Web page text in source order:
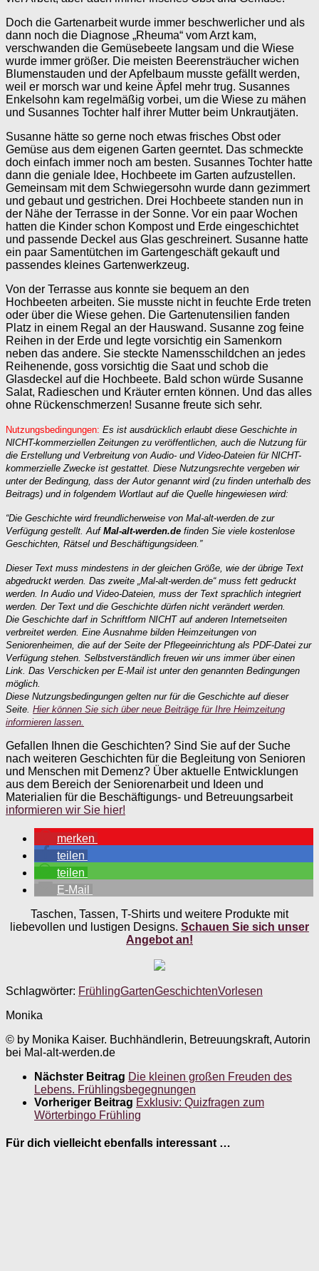
Doch die Gartenarbeit wurde immer beschwerlicher und als
dann noch die Diagnose „Rheuma“ vom Arzt kam,
verschwanden die Gemüsebeete langsam und die Wiese
wurde immer größer. Die meisten Beerensträucher wichen
Blumenstauden und der Apfelbaum musste gefällt werden,
weil er morsch war und keine Äpfel mehr trug. Susannes
Enkelsohn kam regelmäßig vorbei, um die Wiese zu mähen
und Susannes Tochter half ihrer Mutter beim Unkrautjäten.
Susanne hätte so gerne noch etwas frisches Obst oder
Gemüse aus dem eigenen Garten geerntet. Das schmeckte
doch einfach immer noch am besten. Susannes Tochter hatte
dann die geniale Idee, Hochbeete im Garten aufzustellen.
Gemeinsam mit dem Schwiegersohn wurde dann gezimmert
und gebaut und gestrichen. Drei Hochbeete standen nun in
der Nähe der Terrasse in der Sonne. Vor ein paar Wochen
hatten die Kinder schon Kompost und Erde eingeschichtet
und passende Deckel aus Glas geschreinert. Susanne hatte
ein paar Samentütchen im Gartengeschäft gekauft und
passendes kleines Gartenwerkzeug.
Von der Terrasse aus konnte sie bequem an den
Hochbeeten arbeiten. Sie musste nicht in feuchte Erde treten
oder über die Wiese gehen. Die Gartenutensilien fanden
Platz in einem Regal an der Hauswand. Susanne zog feine
Reihen in der Erde und legte vorsichtig ein Samenkorn
neben das andere. Sie steckte Namensschildchen an jedes
Reihenende, goss vorsichtig die Saat und schob die
Glasdeckel auf die Hochbeete. Bald schon würde Susanne
Salat, Radieschen und Kräuter ernten können. Und das alles
ohne Rückenschmerzen! Susanne freute sich sehr.
Nutzungsbedingungen: Es ist ausdrücklich erlaubt diese Geschichte in
NICHT-kommerziellen Zeitungen zu veröffentlichen, auch die Nutzung für
die Erstellung und Verbreitung von Audio- und Video-Dateien für NICHT-
kommerzielle Zwecke ist gestattet. Diese Nutzungsrechte vergeben wir
unter der Bedingung, dass der Autor genannt wird (zu finden unterhalb des
Beitrags) und in folgendem Wortlaut auf die Quelle hingewiesen wird:
“Die Geschichte wird freundlicherweise von Mal-alt-werden.de zur
Verfügung gestellt. Auf Mal-alt-werden.de finden Sie viele kostenlose
Geschichten, Rätsel und Beschäftigungsideen.”
Dieser Text muss mindestens in der gleichen Größe, wie der übrige Text
abgedruckt werden. Das zweite „Mal-alt-werden.de“ muss fett gedruckt
werden. In Audio und Video-Dateien, muss der Text sprachlich integriert
werden. Der Text und die Geschichte dürfen nicht verändert werden.
Die Geschichte darf in Schriftform NICHT auf anderen Internetseiten
verbreitet werden. Eine Ausnahme bilden Heimzeitungen von
Seniorenheimen, die auf der Seite der Pflegeeinrichtung als PDF-Datei zur
Verfügung stehen. Selbstverständlich freuen wir uns immer über einen
Link. Das Verschicken per E-Mail ist unter den genannten Bedingungen
möglich.
Diese Nutzungsbedingungen gelten nur für die Geschichte auf dieser
Seite. Hier können Sie sich über neue Beiträge für Ihre Heimzeitung
informieren lassen.
Gefallen Ihnen die Geschichten? Sind Sie auf der Suche
nach weiteren Geschichten für die Begleitung von Senioren
und Menschen mit Demenz? Über aktuelle Entwicklungen
aus dem Bereich der Seniorenarbeit und Ideen und
Materialien für die Beschäftigungs- und Betreuungsarbeit
informieren wir Sie hier!
merken
teilen
teilen
E-Mail
Taschen, Tassen, T-Shirts und weitere Produkte mit
liebevollen und lustigen Designs. Schauen Sie sich unser
Angebot an!
Schlagwörter: FrühlingGartenGeschichtenVorlesen
Monika
© by Monika Kaiser. Buchhändlerin, Betreuungskraft, Autorin
bei Mal-alt-werden.de
Nächster Beitrag Die kleinen großen Freuden des
Lebens. Frühlingsbegegnungen
Vorheriger Beitrag Exklusiv: Quizfragen zum
Wörterbingo Frühling
Für dich vielleicht ebenfalls interessant …